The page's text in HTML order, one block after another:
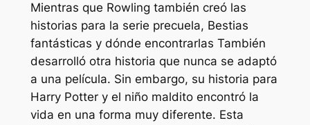
Mientras que Rowling también creó las
historias para la serie precuela, Bestias
fantásticas y dónde encontrarlas También
desarrolló otra historia que nunca se adaptó
a una película. Sin embargo, su historia para
Harry Potter y el niño malditoencontró la
vida en una forma muy diferente. Esta